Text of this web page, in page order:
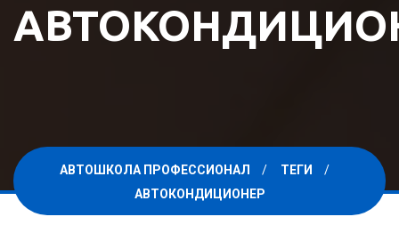
АВТОШКОЛА ПРОФЕССИОНАЛ
ТЕГИ
АВТОКОНДИЦИОНЕР